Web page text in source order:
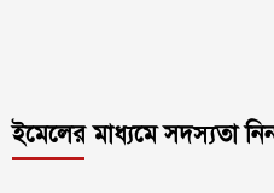
ইমেলের মাধ্যমে সদস্যতা